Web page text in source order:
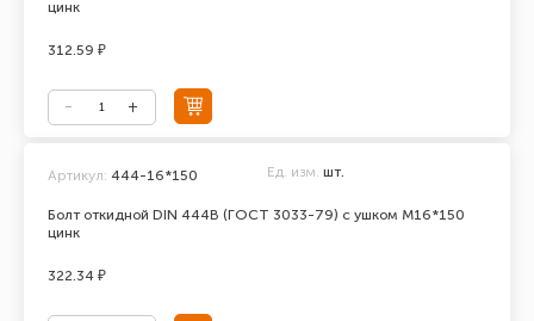
цинк
312.59 ₽
Болт откидной DIN 444В (ГОСТ 3033-79) с ушком М16*150
цинк
Артикул: 444-16*150 Ед. изм. шт.
322.34 ₽